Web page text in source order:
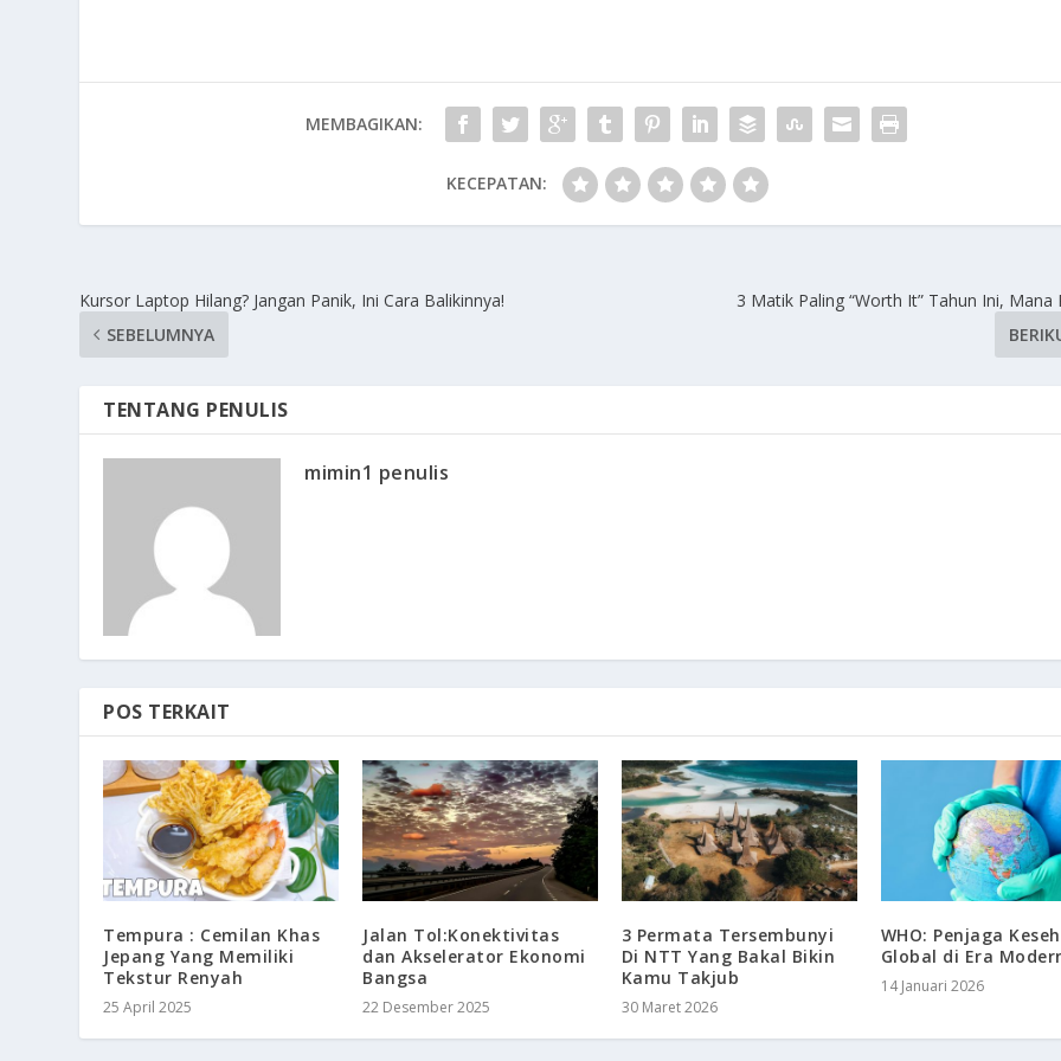
MEMBAGIKAN:
KECEPATAN:
Kursor Laptop Hilang? Jangan Panik, Ini Cara Balikinnya!
SEBELUMNYA
3 Matik Paling “Worth It” Tahun Ini, Mana
TENTANG PENULIS
mimin1 penulis
POS TERKAIT
Tempura : Cemilan Khas
Jepang Yang Memiliki
Tekstur Renyah
25 April 2025
Jalan Tol:Konektivitas
dan Akselerator Ekonomi
Bangsa
22 Desember 2025
3 Permata Tersembunyi
Di NTT Yang Bakal Bikin
Kamu Takjub
30 Maret 2026
WHO: Penjaga
Global di Era
14 Januari 2026